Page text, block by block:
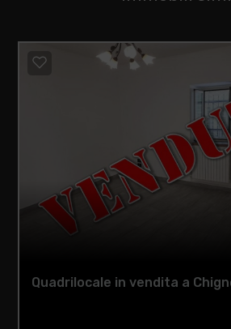
Quadrilocale in vendita a